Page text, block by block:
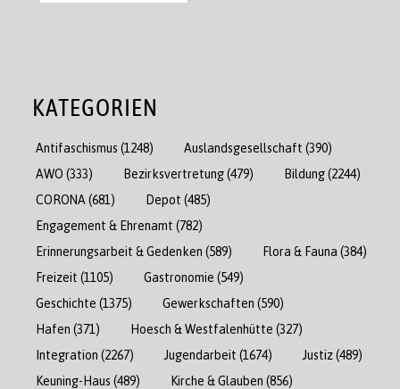
KATEGORIEN
Antifaschismus (1248) Auslandsgesellschaft (390)
AWO (333) Bezirksvertretung(479) Bildung(2244)
CORONA (681) Depot (485)
Engagement & Ehrenamt (782)
Erinnerungsarbeit & Gedenken (589) Flora & Fauna (384)
Freizeit (1105) Gastronomie (549)
Geschichte (1375) Gewerkschaften (590)
Hafen (371) Hoesch & Westfalenhütte (327)
Integration (2267) Jugendarbeit (1674) Justiz(489)
Keuning-Haus (489) Kirche & Glauben (856)